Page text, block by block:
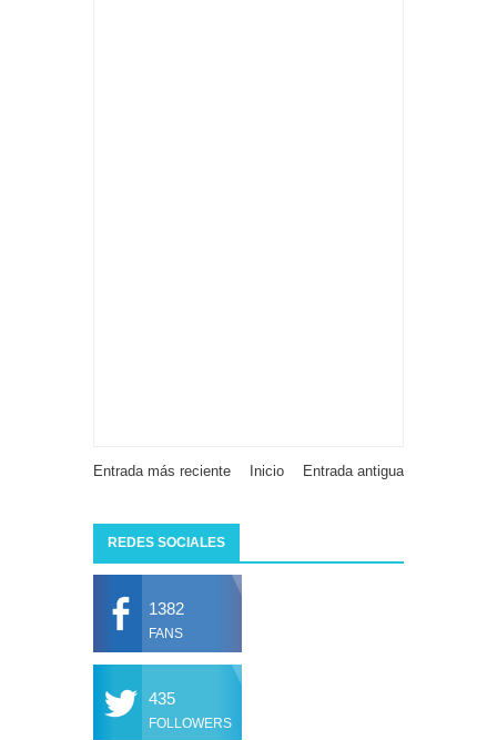
Entrada más reciente Entrada antigua
Inicio
REDES SOCIALES
1382
FANS
435
FOLLOWERS